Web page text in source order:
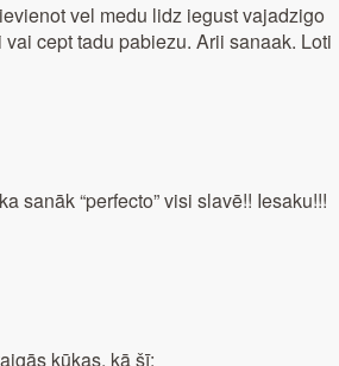
vel medu lidz iegust vajadzigo
vai cept tadu pabiezu. Arii sanaak. Loti
sanāk “perfecto” visi slavē!! Iesaku!!!
kūkas, kā šī: